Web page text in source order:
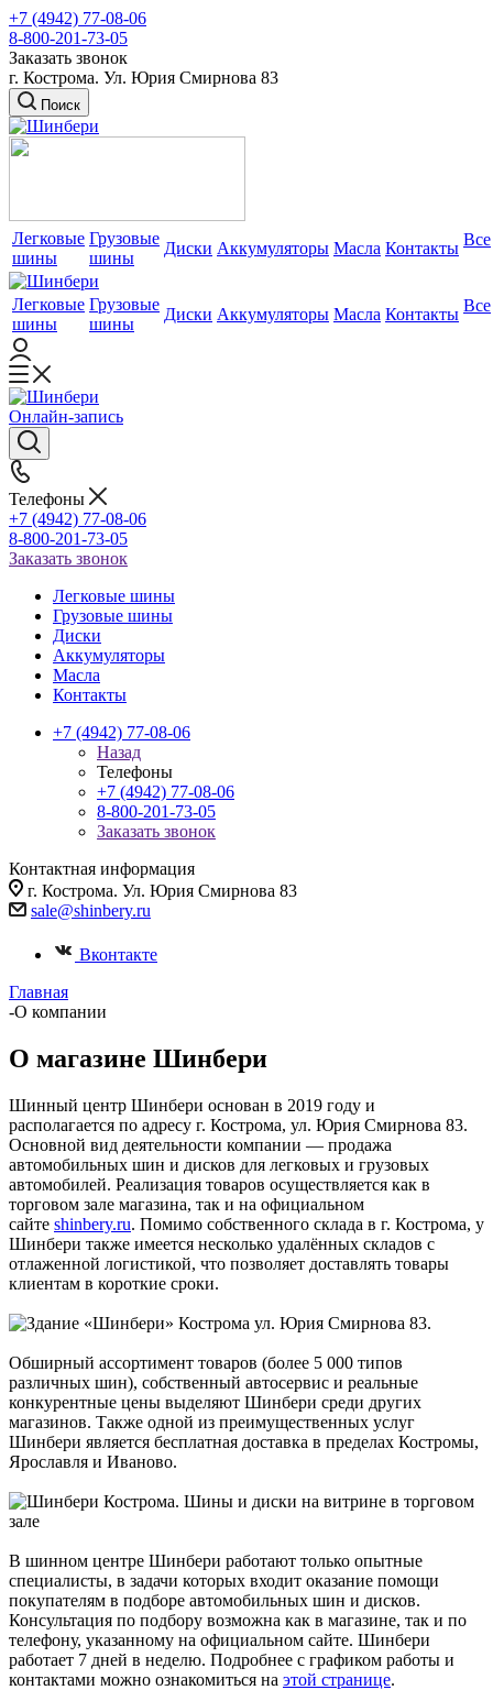
+7 (4942) 77-08-06
8-800-201-73-05
Заказать звонок
г. Кострома. Ул. Юрия Смирнова 83
Поиск
Легковые
шины
Грузовые
шины
Диски Аккумуляторы Масла Контакты Все
Легковые
шины
Грузовые
шины
Диски Аккумуляторы Масла Контакты Все
Онлайн-запись
Телефоны
+7 (4942) 77-08-06
8-800-201-73-05
Заказать звонок
Легковые шины
Грузовые шины
Диски
Аккумуляторы
Масла
Контакты
+7 (4942) 77-08-06
Назад
Телефоны
+7 (4942) 77-08-06
8-800-201-73-05
Заказать звонок
Контактная информация
г. Кострома. Ул. Юрия Смирнова 83
sale@shinbery.ru
Вконтакте
Главная
-О компании
О магазине Шинбери
Шинный центр Шинбери основан в 2019 году и
располагается по адресу г. Кострома, ул. Юрия Смирнова 83.
Основной вид деятельности компании — продажа
автомобильных шин и дисков для легковых и грузовых
автомобилей. Реализация товаров осуществляется как в
торговом зале магазина, так и на официальном
сайте shinbery.ru. Помимо собственного склада в г. Кострома, у
Шинбери также имеется несколько удалённых складов с
отлаженной логистикой, что позволяет доставлять товары
клиентам в короткие сроки.
Обширный ассортимент товаров (более 5 000 типов
различных шин), собственный автосервис и реальные
конкурентные цены выделяют Шинбери среди других
магазинов. Также одной из преимущественных услуг
Шинбери является бесплатная доставка в пределах Костромы,
Ярославля и Иваново.
В шинном центре Шинбери работают только опытные
специалисты, в задачи которых входит оказание помощи
покупателям в подборе автомобильных шин и дисков.
Консультация по подбору возможна как в магазине, так и по
телефону, указанному на официальном сайте. Шинбери
работает 7 дней в неделю. Подробнее с графиком работы и
контактами можно ознакомиться на этой странице.